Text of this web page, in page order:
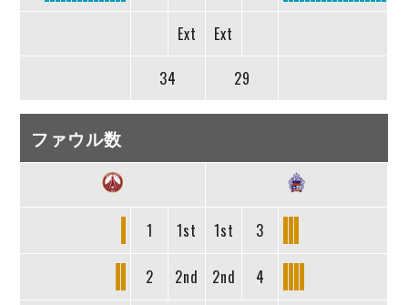
Ext Ext
34 29
ファウル数
1 1st 1st 3
2 2nd 2nd 4